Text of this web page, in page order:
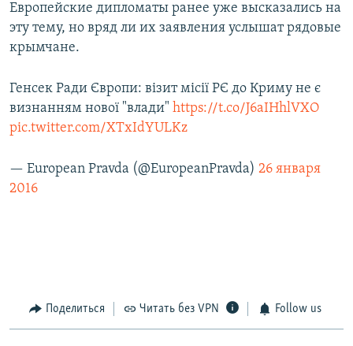
Европейские дипломаты ранее уже высказались на
эту тему, но вряд ли их заявления услышат рядовые
крымчане.
Генсек Ради Європи: візит місії РЄ до Криму не є
визнанням нової "влади" https://t.co/J6aIHhlVXO
pic.twitter.com/XTxIdYULKz
— European Pravda (@EuropeanPravda) 26 января
2016
Поделиться Читать без VPN Follow us